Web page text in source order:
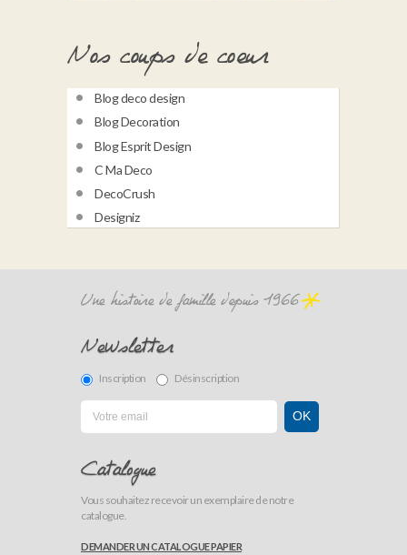
Nos coups de coeur
Blog deco design
Blog Decoration
Blog Esprit Design
C Ma Deco
DecoCrush
Designiz
Une histoire de famille depuis 1966
Newsletter
Inscription Désinscription
Catalogue
Vous souhaitez recevoir un exemplaire de notre
catalogue.
DEMANDER UN CATALOGUE PAPIER